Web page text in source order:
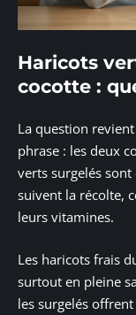
Haricots
cocotte :
La question
phrase : les deux
verts surgelés
suivent la récolte,
leurs vitamines.
Les haricots frais
surtout en pleine
les surgelés